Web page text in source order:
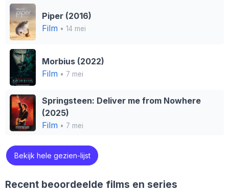
Piper (2016)
Film • 14 mei
Morbius (2022)
Film • 7 mei
Springsteen: Deliver me from Nowhere
(2025)
Film • 7 mei
Bekijk hele gezien-lijst
Recent beoordeelde films en series